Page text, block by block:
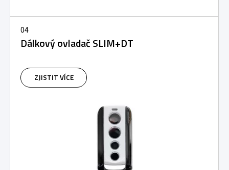
04
Dálkový ovladač SLIM+DT
ZJISTIT VÍCE